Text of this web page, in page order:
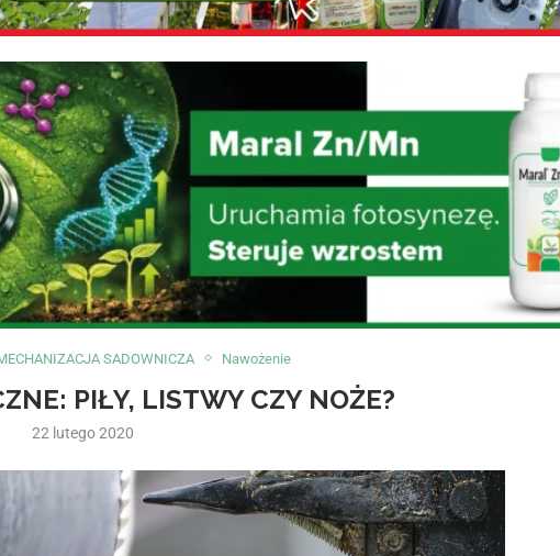
SADOWNICZA Nawożenie
PIŁY, LISTWY CZY NOŻE?
22 lutego 2020